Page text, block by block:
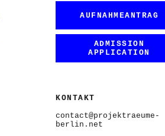
AUFNAHMEANTRAG
ADMISSION
APPLICATION
KONTAKT
contact@projektraeume-
berlin.net